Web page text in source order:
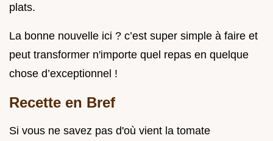
plats.
La bonne nouvelle ici ? c’est super simple à faire et
peut transformer n'importe quel repas en quelque
chose d’exceptionnel !
Recette en Bref
Si vous ne savez pas d'où vient la tomate